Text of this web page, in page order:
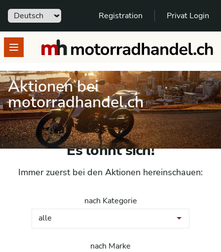
Sprache Registration Privat Login
Open menumotorradhandel.ch
Aktionen bei
motorradhandel.ch
Es lohnt sich!
Immer zuerst bei den Aktionen hereinschauen:
nach Kategorie
alle
nach Marke